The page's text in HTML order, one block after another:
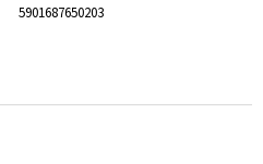
5901687650203